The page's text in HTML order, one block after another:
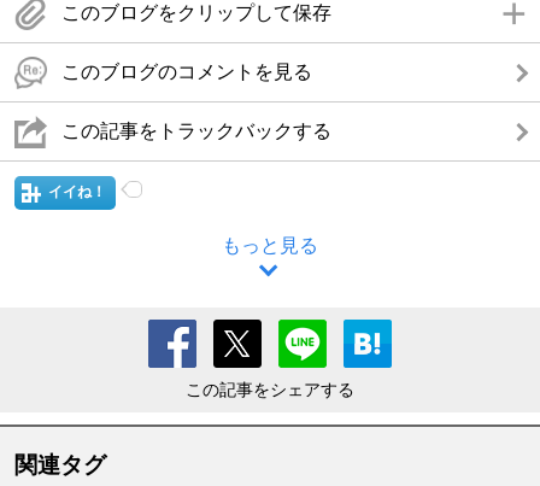
このブログをクリップして保存
このブログのコメントを見る
この記事をトラックバックする
イイね！
もっと見る
この記事をシェアする
関連タグ